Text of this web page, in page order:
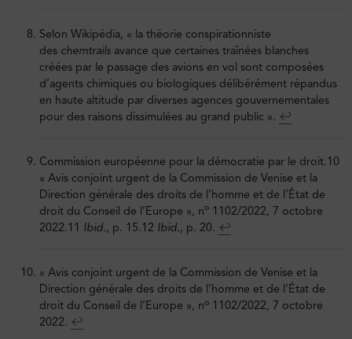
Selon Wikipédia, « la théorie conspirationniste
des chemtrails avance que certaines traînées blanches
créées par le passage des avions en vol sont composées
d’agents chimiques ou biologiques délibérément répandus
en haute altitude par diverses agences gouvernementales
pour des raisons dissimulées au grand public ». ↩︎
Commission européenne pour la démocratie par le droit.10
« Avis conjoint urgent de la Commission de Venise et la
Direction générale des droits de l’homme et de l’État de
droit du Conseil de l’Europe », no 1102/2022, 7 octobre
2022.11 Ibid., p. 15.12 Ibid., p. 20. ↩︎
« Avis conjoint urgent de la Commission de Venise et la
Direction générale des droits de l’homme et de l’État de
droit du Conseil de l’Europe », no 1102/2022, 7 octobre
2022. ↩︎